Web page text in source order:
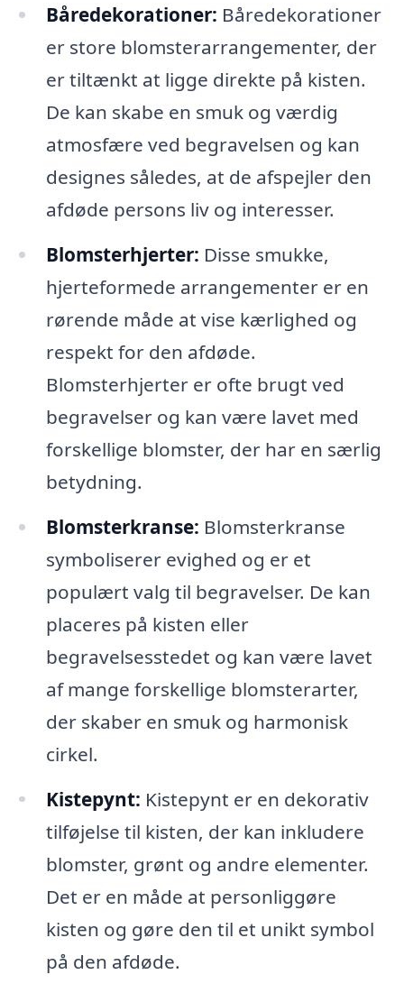
Båredekorationer: Båredekorationer
er store blomsterarrangementer, der
er tiltænkt at ligge direkte på kisten.
De kan skabe en smuk og værdig
atmosfære ved begravelsen og kan
designes således, at de afspejler den
afdøde persons liv og interesser.
Blomsterhjerter: Disse smukke,
hjerteformede arrangementer er en
rørende måde at vise kærlighed og
respekt for den afdøde.
Blomsterhjerter er ofte brugt ved
begravelser og kan være lavet med
forskellige blomster, der har en særlig
betydning.
Blomsterkranse: Blomsterkranse
symboliserer evighed og er et
populært valg til begravelser. De kan
placeres på kisten eller
begravelsesstedet og kan være lavet
af mange forskellige blomsterarter,
der skaber en smuk og harmonisk
cirkel.
Kistepynt: Kistepynt er en dekorativ
tilføjelse til kisten, der kan inkludere
blomster, grønt og andre elementer.
Det er en måde at personliggøre
kisten og gøre den til et unikt symbol
på den afdøde.